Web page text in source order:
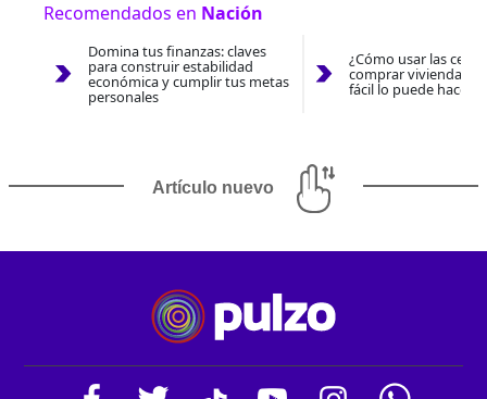
Recomendados en Nación
Domina tus finanzas: claves
para construir estabilidad
económica y cumplir tus metas
personales
¿Cómo usar las
comprar vivienda
fácil lo puede hacer
Artículo nuevo